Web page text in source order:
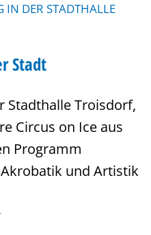
IN DER STADTHALLE
Stadt
Stadthalle Troisdorf,
Circus on Ice aus
Programm
und Artistik